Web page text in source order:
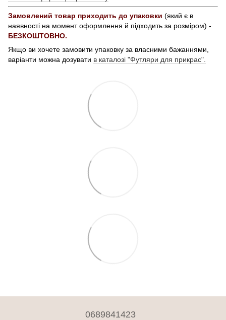
Замовлений товар приходить до упаковки (який є в
наявності на момент оформлення й підходить за розміром) -
БЕЗКОШТОВНО.
Якщо ви хочете замовити упаковку за власними бажаннями,
варіанти можна дозувати в каталозі "Футляри для прикрас".
0689841423